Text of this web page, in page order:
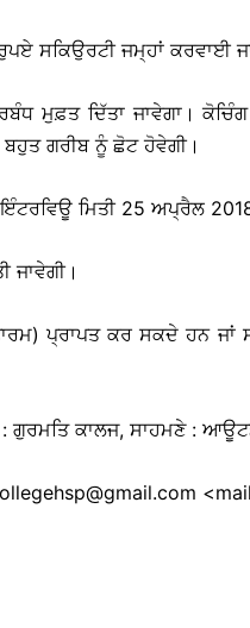
ਸਕਿਉਰਟੀ ਜਮ੍ਹਾਂ ਕਰਵਾਈ
ਮੁਫ਼ਤ ਦਿੱਤਾ ਜਾਵੇਗਾ।
ਬਹੁਤ ਗਰੀਬ ਨੂੰ ਛੋਟ ਹੋਵੇਗੀ।
ਮਿਤੀ 25 ਅਪ੍ਰੈਲ
ਜਾਵੇਗੀ।
ਪ੍ਰਾਪਤ ਕਰ ਸਕਦੇ ਹਨ ਜਾਂ
: ਗੁਰਮਤਿ ਕਾਲਜ, ਸਾਹਮਣੇ :